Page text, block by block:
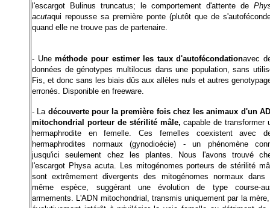
l'escargot Bulinus truncatus; le comportement d'attente de
acutaqui repousse sa première ponte (plutôt que de
quand elle ne trouve pas de partenaire.
- Uneméthode pour estimer les taux d'autofécondationavec
données de génotypes multilocus dans une population, sans
Fis, et donc sans les biais dûs aux allèles nuls et autres
erronés. Disponible en freeware.
- La découverte pour la première fois chez les animaux d'un
mitochondrial porteur de stérilité mâle, capable de transformer
hermaphrodite en femelle. Ces femelles coexistent avec
hermaphrodites normaux (gynodioécie) - un phénomène
jusqu'ici seulement chez les plantes. Nous l'avons trouvé
l'escargot Physa acuta. Les mitogénomes porteurs de stérilité
sont extrêmement divergents des mitogénomes normaux dans
même espèce, suggérant une évolution de type course-
armements. L'ADN mitochondrial, transmis uniquement par la